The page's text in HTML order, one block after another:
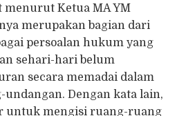
menurut Ketua MA YM
merupakan bagian dari
persoalan hukum yang
sehari-hari belum
secara memadai dalam
Dengan kata lain,
untuk mengisi ruang-ruang